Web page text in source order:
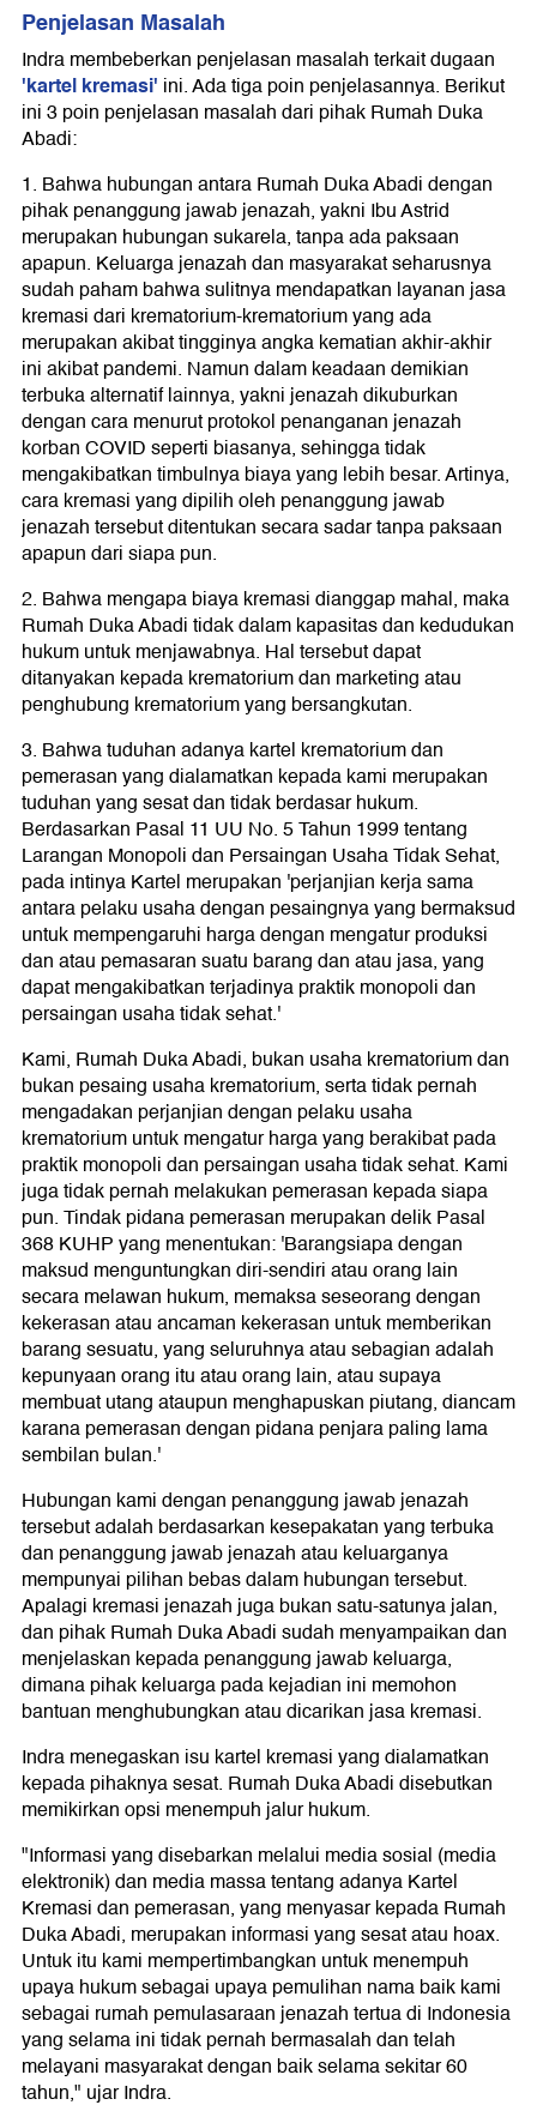
Penjelasan Masalah
Indra membeberkan penjelasan masalah terkait dugaan
'kartel kremasi' ini. Ada tiga poin penjelasannya. Berikut
ini 3 poin penjelasan masalah dari pihak Rumah Duka
Abadi:
1. Bahwa hubungan antara Rumah Duka Abadi dengan
pihak penanggung jawab jenazah, yakni Ibu Astrid
merupakan hubungan sukarela, tanpa ada paksaan
apapun. Keluarga jenazah dan masyarakat seharusnya
sudah paham bahwa sulitnya mendapatkan layanan jasa
kremasi dari krematorium-krematorium yang ada
merupakan akibat tingginya angka kematian akhir-akhir
ini akibat pandemi. Namun dalam keadaan demikian
terbuka alternatif lainnya, yakni jenazah dikuburkan
dengan cara menurut protokol penanganan jenazah
korban COVID seperti biasanya, sehingga tidak
mengakibatkan timbulnya biaya yang lebih besar. Artinya,
cara kremasi yang dipilih oleh penanggung jawab
jenazah tersebut ditentukan secara sadar tanpa paksaan
apapun dari siapa pun.
2. Bahwa mengapa biaya kremasi dianggap mahal, maka
Rumah Duka Abadi tidak dalam kapasitas dan kedudukan
hukum untuk menjawabnya. Hal tersebut dapat
ditanyakan kepada krematorium dan marketing atau
penghubung krematorium yang bersangkutan.
3. Bahwa tuduhan adanya kartel krematorium dan
pemerasan yang dialamatkan kepada kami merupakan
tuduhan yang sesat dan tidak berdasar hukum.
Berdasarkan Pasal 11 UU No. 5 Tahun 1999 tentang
Larangan Monopoli dan Persaingan Usaha Tidak Sehat,
pada intinya Kartel merupakan 'perjanjian kerja sama
antara pelaku usaha dengan pesaingnya yang bermaksud
untuk mempengaruhi harga dengan mengatur produksi
dan atau pemasaran suatu barang dan atau jasa, yang
dapat mengakibatkan terjadinya praktik monopoli dan
persaingan usaha tidak sehat.'
Kami, Rumah Duka Abadi, bukan usaha krematorium dan
bukan pesaing usaha krematorium, serta tidak pernah
mengadakan perjanjian dengan pelaku usaha
krematorium untuk mengatur harga yang berakibat pada
praktik monopoli dan persaingan usaha tidak sehat. Kami
juga tidak pernah melakukan pemerasan kepada siapa
pun. Tindak pidana pemerasan merupakan delik Pasal
368 KUHP yang menentukan: 'Barangsiapa dengan
maksud menguntungkan diri-sendiri atau orang lain
secara melawan hukum, memaksa seseorang dengan
kekerasan atau ancaman kekerasan untuk memberikan
barang sesuatu, yang seluruhnya atau sebagian adalah
kepunyaan orang itu atau orang lain, atau supaya
membuat utang ataupun menghapuskan piutang, diancam
karana pemerasan dengan pidana penjara paling lama
sembilan bulan.'
Hubungan kami dengan penanggung jawab jenazah
tersebut adalah berdasarkan kesepakatan yang terbuka
dan penanggung jawab jenazah atau keluarganya
mempunyai pilihan bebas dalam hubungan tersebut.
Apalagi kremasi jenazah juga bukan satu-satunya jalan,
dan pihak Rumah Duka Abadi sudah menyampaikan dan
menjelaskan kepada penanggung jawab keluarga,
dimana pihak keluarga pada kejadian ini memohon
bantuan menghubungkan atau dicarikan jasa kremasi.
Indra menegaskan isu kartel kremasi yang dialamatkan
kepada pihaknya sesat. Rumah Duka Abadi disebutkan
memikirkan opsi menempuh jalur hukum.
"Informasi yang disebarkan melalui media sosial (media
elektronik) dan media massa tentang adanya Kartel
Kremasi dan pemerasan, yang menyasar kepada Rumah
Duka Abadi, merupakan informasi yang sesat atau hoax.
Untuk itu kami mempertimbangkan untuk menempuh
upaya hukum sebagai upaya pemulihan nama baik kami
sebagai rumah pemulasaraan jenazah tertua di Indonesia
yang selama ini tidak pernah bermasalah dan telah
melayani masyarakat dengan baik selama sekitar 60
tahun," ujar Indra.